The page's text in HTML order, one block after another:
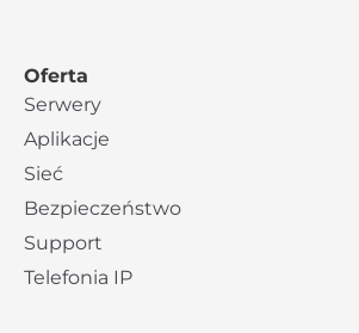
Oferta
Serwery
Aplikacje
Sieć
Bezpieczeństwo
Support
Telefonia IP